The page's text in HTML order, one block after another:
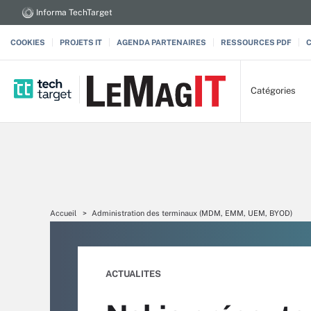
Informa TechTarget
COOKIES PROJETS IT AGENDA PARTENAIRES RESSOURCES PDF
Catégories
Accueil Administration des terminaux (MDM, EMM, UEM, BYOD)
ACTUALITES